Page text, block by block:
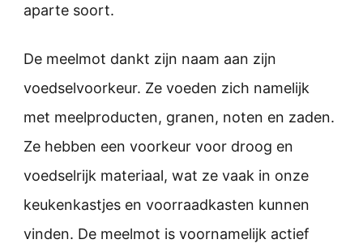
aparte soort.
De meelmot dankt zijn naam aan zijn
voedselvoorkeur. Ze voeden zich namelijk
met meelproducten, granen, noten en zaden.
Ze hebben een voorkeur voor droog en
voedselrijk materiaal, wat ze vaak in onze
keukenkastjes en voorraadkasten kunnen
vinden. De meelmot is voornamelijk actief